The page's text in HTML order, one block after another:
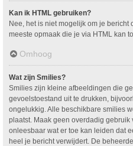
Kan ik HTML gebruiken?
Nee, het is niet mogelijk om je bericht
meeste opmaak die je via HTML kan
Omhoog
Wat zijn Smilies?
Smilies zijn kleine afbeeldingen die
gevoelstoestand uit te drukken,
ongelukkig. Alle beschikbare smilies
plaatst. Maak geen overdadig
onleesbaar wat er toe kan leiden dat
heel je bericht verwijdert. De